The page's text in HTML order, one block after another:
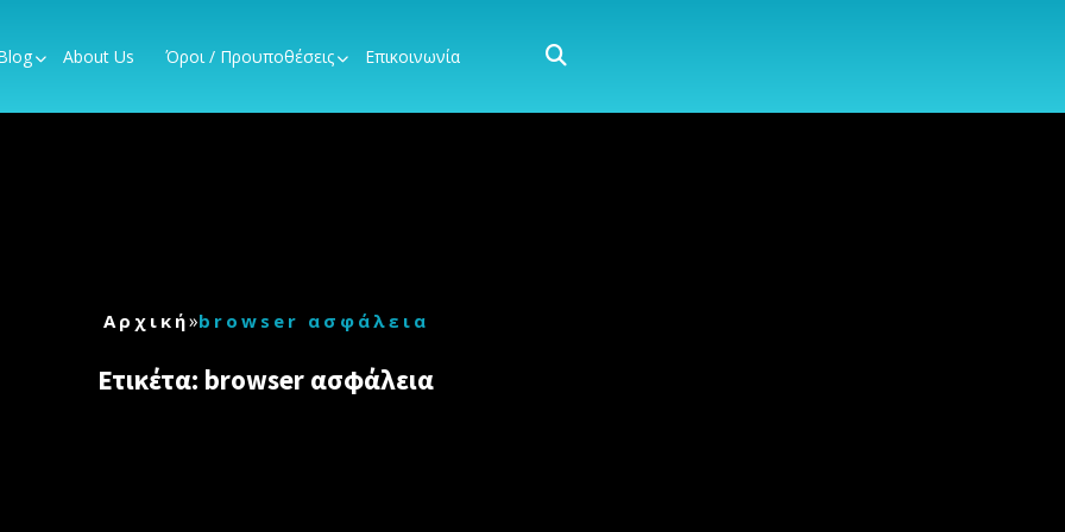
About Us Όροι / Προυποθέσεις Επικοινωνία
Αρχική»browser ασφάλεια
Ετικέτα: browser ασφάλεια